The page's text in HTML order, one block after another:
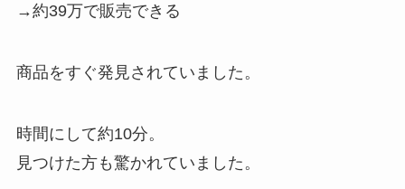
→約39万で販売できる
商品をすぐ発見されていました。
時間にして約10分。
見つけた方も驚かれていました。